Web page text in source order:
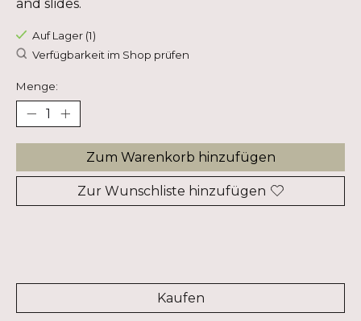
and slides.
Auf Lager (1)
Verfügbarkeit im Shop prüfen
Menge:
Zum Warenkorb hinzufügen
Zur Wunschliste hinzufügen
Kaufen